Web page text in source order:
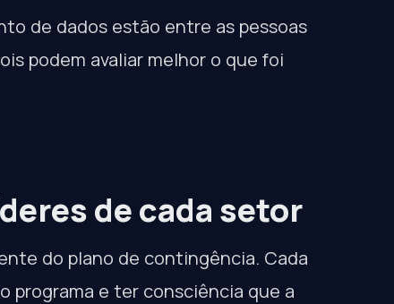
de dados estão entre as pessoas
podem avaliar melhor o que foi
de cada setor
do plano de contingência. Cada
e ter consciência que a